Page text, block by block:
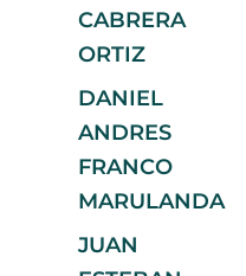
CABRERA
ORTIZ
DANIEL
ANDRES
FRANCO
MARULANDA
JUAN